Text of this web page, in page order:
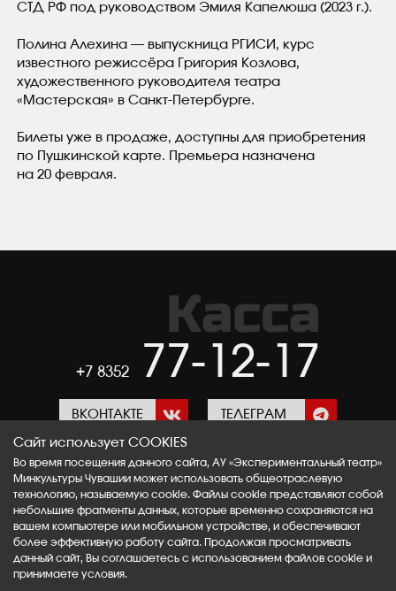
СТД РФ под руководством Эмиля Капелюша (2023 г.).
Полина Алехина — выпускница РГИСИ, курс
известного режиссёра Григория Козлова,
художественного руководителя театра
«Мастерская» в Санкт-Петербурге.
Билеты уже в продаже, доступны для приобретения
по Пушкинской карте. Премьера назначена
на 20 февраля.
Касса
+7 8352 77-12-17
ВКОНТАКТЕ ТЕЛЕГРАМ
ОК RUTUBE
©2015–2026 АУ «Экспериментальный театр»
Минкультуры Чувашии
Сайт использует COOKIES
Во время посещения данного сайта, АУ «Экспериментальный театр»
Минкультуры Чувашии может использовать общеотраслевую
технологию, называемую cookie. Файлы cookie представляют собой
небольшие фрагменты данных, которые временно сохраняются на
вашем компьютере или мобильном устройстве, и обеспечивают
более эффективную работу сайта. Продолжая просматривать
данный сайт, Вы соглашаетесь с использованием файлов cookie и
принимаете условия.